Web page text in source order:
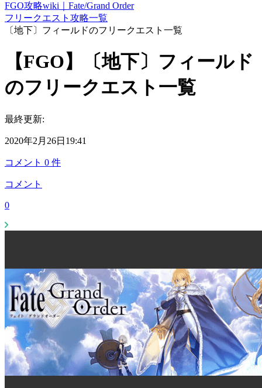
FGO攻略wiki｜Fate/Grand Order
フリークエスト攻略一覧
〔地下〕フィールドのフリークエスト一覧
【FGO】〔地下〕フィールド
のフリークエスト一覧
最終更新:
2020年2月26日19:41
コメント 0 件
コメント
0